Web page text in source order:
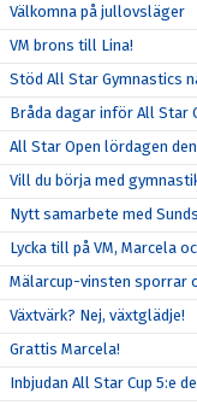
Välkomna på jullovsläger
VM brons till Lina!
Stöd All Star Gymnastics
Bråda dagar inför All Star
All Star Open lördagen
Vill du börja med
Nytt samarbete med
Lycka till på VM, Marcela
Mälarcup-vinsten sporrar
Växtvärk? Nej, växtglädje!
Grattis Marcela!
Inbjudan All Star Cup 5:e